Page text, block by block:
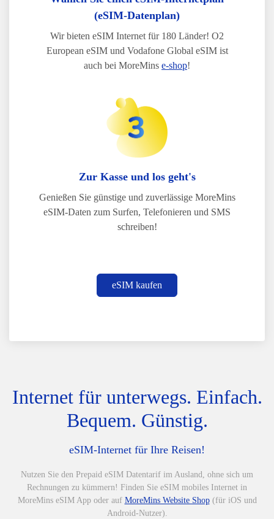
(eSIM-Datenplan)
Wir bieten eSIM Internet für 180 Länder! O2
European eSIM und Vodafone Global eSIM ist
auch bei MoreMins e-shop!
Zur Kasse und los geht's
Genießen Sie günstige und zuverlässige MoreMins
eSIM-Daten zum Surfen, Telefonieren und SMS
schreiben!
eSIM kaufen
Internet für unterwegs. Einfach.
Bequem. Günstig.
eSIM-Internet für Ihre Reisen!
Nutzen Sie den Prepaid eSIM Datentarif im Ausland, ohne sich um
Rechnungen zu kümmern! Finden Sie eSIM mobiles Internet in
MoreMins eSIM App oder auf MoreMins Website Shop(für iOS und
Android-Nutzer).